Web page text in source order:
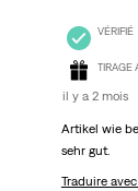
VÉRIFIÉ
TIRAGE
il y a 2 mois
Artikel wie
sehr gut.
Traduire